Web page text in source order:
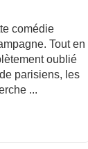
comédie
Tout en
oublié
parisiens, les
...